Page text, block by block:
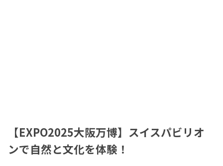
【EXPO2025大阪万博】スイスパビリオ
ンで自然と文化を体験！